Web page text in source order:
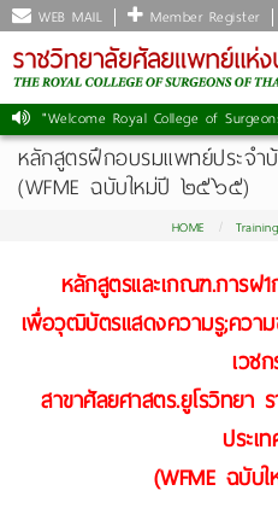
WEB MAIL Member Register
"Welcome Royal College of
หลักสูตรฝึกอบรมแพทย์ประจำ
(WFME ฉบับใหม่ปี ๒๕๖๕)
HOME Training
หลักสูตรและเกณฑ.การฝ
เพื่อวุฒิบัตรแสดงความรู;ควา
เวช
สาขาศัลยศาสตร.ยูโรวิทยา
ประเ
(WFME ฉบั